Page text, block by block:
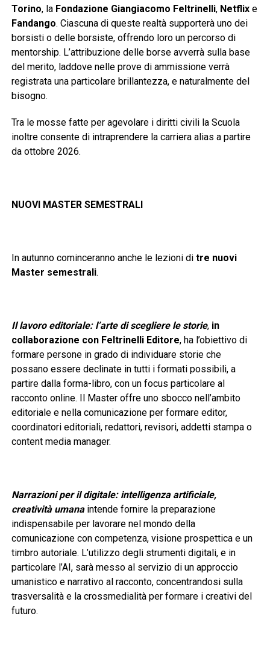
Torino, la Fondazione Giangiacomo Feltrinelli, Netflix e
Fandango. Ciascuna di queste realtà supporterà uno dei
borsisti o delle borsiste, offrendo loro un percorso di
mentorship. L’attribuzione delle borse avverrà sulla base
del merito, laddove nelle prove di ammissione verrà
registrata una particolare brillantezza, e naturalmente del
bisogno.
Tra le mosse fatte per agevolare i diritti civili la Scuola
inoltre consente di intraprendere la carriera alias a partire
da ottobre 2026.
NUOVI MASTER SEMESTRALI
In autunno cominceranno anche le lezioni ditre nuovi
Master semestrali.
Il lavoro editoriale: l’arte di scegliere le storie, in
collaborazione con Feltrinelli Editore, ha l’obiettivo di
formare persone in grado di individuare storie che
possano essere declinate in tutti i formati possibili, a
partire dalla forma-libro, con un focus particolare al
racconto online. Il Master offre uno sbocco nell’ambito
editoriale e nella comunicazione per formare editor,
coordinatori editoriali, redattori, revisori, addetti stampa o
content media manager.
Narrazioni per il digitale: intelligenza artificiale,
creatività umanaintende fornire la preparazione
indispensabile per lavorare nel mondo della
comunicazione con competenza, visione prospettica e un
timbro autoriale. L’utilizzo degli strumenti digitali, e in
particolare l’AI, sarà messo al servizio di un approccio
umanistico e narrativo al racconto, concentrandosi sulla
trasversalità e la crossmedialità per formare i creativi del
futuro.